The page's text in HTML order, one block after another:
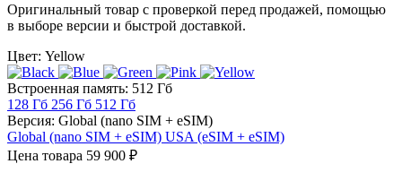
Оригинальный товар с проверкой перед продажей, помощью
в выборе версии и быстрой доставкой.
Цвет: Yellow
Встроенная память: 512 Гб
128 Гб 256 Гб 512 Гб
Версия: Global (nano SIM + eSIM)
Global (nano SIM + eSIM) USA (eSIM + eSIM)
Цена товара 59 900 ₽